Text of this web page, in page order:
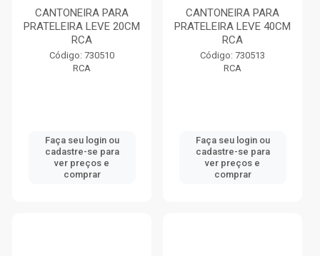
CANTONEIRA PARA
PRATELEIRA LEVE 20CM
RCA
Código: 730510
RCA
Faça seu login ou
cadastre-se para
ver preços e
comprar
CANTONEIRA PARA
PRATELEIRA LEVE 40CM
RCA
Código: 730513
RCA
Faça seu login ou
cadastre-se para
ver preços e
comprar